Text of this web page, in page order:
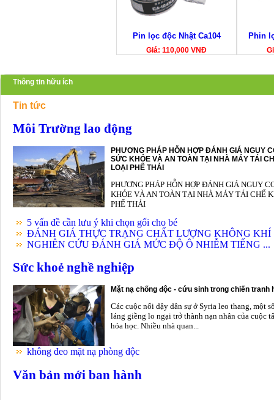
Pin lọc độc Nhật Ca104
Giá: 110,000 VNĐ
Phin
Thông tin hữu ích
Tin tức
Môi Trường lao động
PHƯƠNG PHÁP HỖN HỢP ĐÁNH GIÁ NGUY
SỨC KHỎE VÀ AN TOÀN TẠI NHÀ MÁY TÁI
LOẠI PHẾ THẢI
PHƯƠNG PHÁP HỖN HỢP ĐÁNH GIÁ NGUY
KHỎE VÀ AN TOÀN TẠI NHÀ MÁY TÁI CHẾ
PHẾ THẢI
5 vấn đề cần lưu ý khi chọn gối cho bé
ĐÁNH GIÁ THỰC TRẠNG CHẤT LƯỢNG KHÔNG KHÍ
NGHIÊN CỨU ĐÁNH GIÁ MỨC ĐỘ Ô NHIỄM TIẾNG ...
Sức khoẻ nghề nghiệp
Mặt nạ chống độc - cứu sinh trong chiến tranh
Các cuộc nổi dậy dân sự ở Syria leo thang, một
láng giềng lo ngại trở thành nạn nhân của cuộc
hóa học. Nhiều nhà quan...
không đeo mặt nạ phòng độc
Văn bản mới ban hành